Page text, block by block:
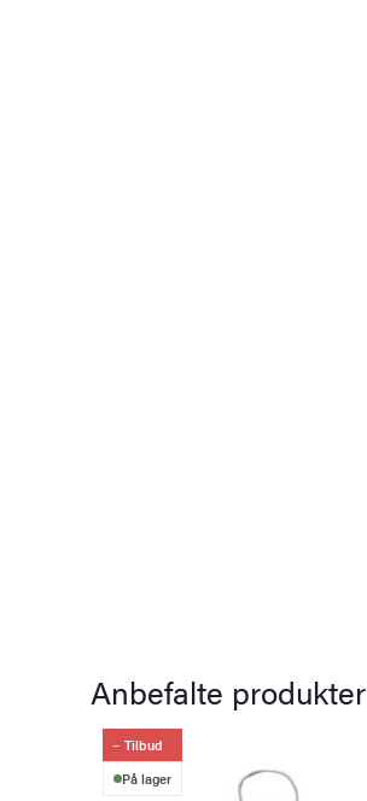
Anbefalte produkter
Tilbud
På lager